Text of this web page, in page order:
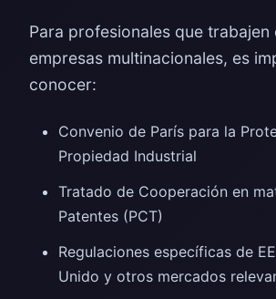
Para profesionales que trabajen
empresas multinacionales, es
conocer:
Convenio de París para la
Propiedad Industrial
Tratado de Cooperación en
Patentes (PCT)
Regulaciones específicas de
Unido y otros mercados